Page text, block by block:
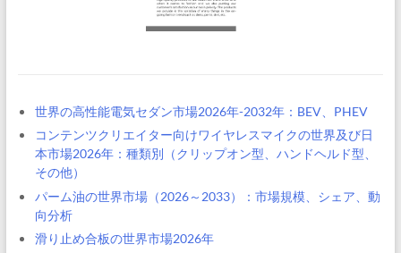
世界の高性能電気セダン市場2026年-2032年：BEV、PHEV
コンテンツクリエイター向けワイヤレスマイクの世界及び日
本市場2026年：種類別（クリップオン型、ハンドヘルド型、
その他）
パーム油の世界市場（2026～2033）：市場規模、シェア、動
向分析
滑り止め合板の世界市場2026年